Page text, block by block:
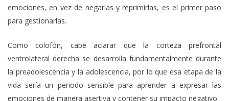
emociones, en vez de negarlas y reprimirlas, es el primer paso
para gestionarlas.
Como colofón, cabe aclarar que la corteza prefrontal
ventrolateral derecha se desarrolla fundamentalmente durante
la preadolescencia y la adolescencia, por lo que esa etapa de la
vida sería un periodo sensible para aprender a expresar las
emociones de manera asertiva y contener su impacto negativo.